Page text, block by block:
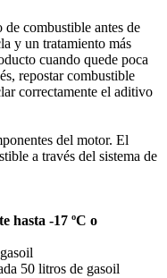
combustible antes de
y un tratamiento más
cuando quede poca
repostar combustible
correctamente el aditivo
del motor. El
a través del sistema de
hasta -17 ºC o
50 litros de gasoil